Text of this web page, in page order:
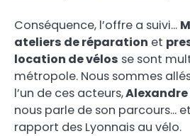
Conséquence, l’offre a suivi…
ateliers de réparation et
location de vélos se sont
métropole. Nous sommes
l’un de ces acteurs,
nous parle de son parcours…
rapport des Lyonnais au vélo.